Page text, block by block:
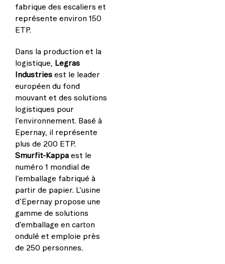
fabrique des escaliers et
représente environ 150
ETP.
Dans la production et la
logistique, Legras
Industries est le leader
européen du fond
mouvant et des solutions
logistiques pour
l’environnement. Basé à
Epernay, il représente
plus de 200 ETP.
Smurfit-Kappa est le
numéro 1 mondial de
l’emballage fabriqué à
partir de papier. L’usine
d’Epernay propose une
gamme de solutions
d’emballage en carton
ondulé et emploie près
de 250 personnes.